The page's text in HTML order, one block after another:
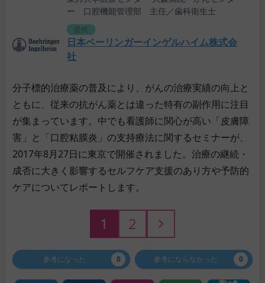
ー 口腔機能管理部 主任／歯科衛生士
提供
日本ベーリンガーインゲルハイム株式会
社
分子標的治療薬の普及により、がんの治療実績の向上と
ともに、従来の抗がん薬とは違った特有の副作用に注目
が集まっています。中でも看護師に関心が高い「皮膚障
害」と「口腔粘膜炎」の支持療法に関するセミナーが、
2017年8月27日に東京で開催されました。治療の継続・
成否に大きく影響するセルフケア支援のあり方や予防的
ケアについてレポートします。
1 2
参考になった 0 参考にならなかった 0